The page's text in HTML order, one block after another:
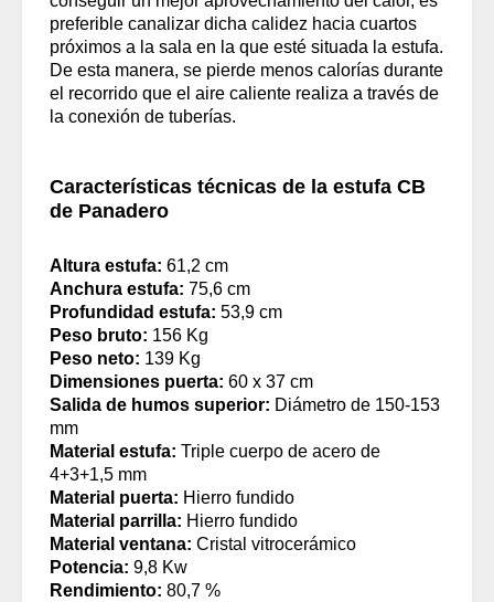
preferible canalizar dicha calidez hacia cuartos
próximos a la sala en la que esté situada la estufa.
De esta manera, se pierde menos calorías durante
el recorrido que el aire caliente realiza a través de
la conexión de tuberías.
Características técnicas de la estufa CB
de Panadero
Altura estufa: 61,2 cm
Anchura estufa: 75,6 cm
Profundidad estufa: 53,9 cm
Peso bruto: 156 Kg
Peso neto: 139 Kg
Dimensiones puerta: 60 x 37 cm
Salida de humos superior: Diámetro de 150-153
mm
Material estufa: Triple cuerpo de acero de
4+3+1,5 mm
Material puerta: Hierro fundido
Material parrilla: Hierro fundido
Material ventana: Cristal vitrocerámico
Potencia: 9,8 Kw
Rendimiento: 80,7 %